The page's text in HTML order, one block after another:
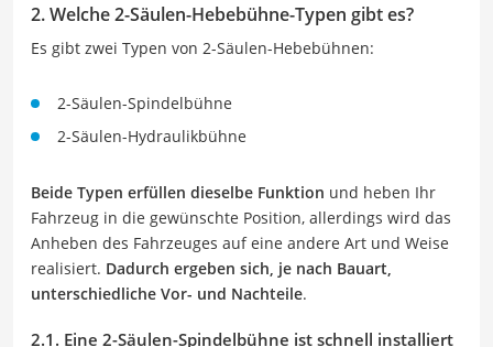
2. Welche 2-Säulen-Hebebühne-Typen gibt es?
Es gibt zwei Typen von 2-Säulen-Hebebühnen:
2-Säulen-Spindelbühne
2-Säulen-Hydraulikbühne
Beide Typen erfüllen dieselbe Funktion und heben Ihr
Fahrzeug in die gewünschte Position, allerdings wird das
Anheben des Fahrzeuges auf eine andere Art und Weise
realisiert. Dadurch ergeben sich, je nach Bauart,
unterschiedliche Vor- und Nachteile.
2.1. Eine 2-Säulen-Spindelbühne ist schnell installiert